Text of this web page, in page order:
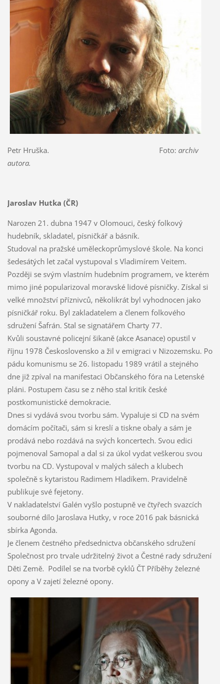
Petr Hruška. Foto: archiv
autora.
Jaroslav Hutka (ČR)
Narozen 21. dubna 1947 v Olomouci, český folkový
hudebník, skladatel, písničkář a básník.
Studoval na pražské uměleckoprůmyslové škole. Na konci
šedesátých let začal vystupoval s Vladimírem Veitem.
Později se svým vlastním hudebním programem, ve kterém
mimo jiné popularizoval moravské lidové písničky. Získal si
velké množství příznivců, několikrát byl vyhodnocen jako
písničkář roku. Byl zakladatelem a členem folkového
sdružení Šafrán. Stal se signatářem Charty 77.
Kvůli soustavné policejní šikaně (akce Asanace) opustil v
říjnu 1978 Československo a žil v emigraci v Nizozemsku. Po
pádu komunismu se 26. listopadu 1989 vrátil a stejného
dne již zpíval na manifestaci Občanského fóra na Letenské
pláni. Postupem času se z něho stal kritik české
postkomunistické demokracie.
Dnes si vydává svou tvorbu sám. Vypaluje si CD na svém
domácím počítači, sám si kreslí a tiskne obaly a sám je
prodává nebo rozdává na svých koncertech. Svou edici
pojmenoval Samopal a dal si za úkol vydat veškerou svou
tvorbu na CD. Vystupoval v malých sálech a klubech
společně s kytaristou Radimem Hladíkem. Pravidelně
publikuje své fejetony.
V nakladatelství Galén vyšlo postupně ve čtyřech svazcích
souborné dílo Jaroslava Hutky, v roce 2016 pak básnická
sbírka Agonda.
Je členem čestného předsednictva občanského sdružení
Společnost pro trvale udržitelný život a Čestné rady sdružení
Děti Země. Podílel se na tvorbě cyklů ČT Příběhy železné
opony a V zajetí železné opony.